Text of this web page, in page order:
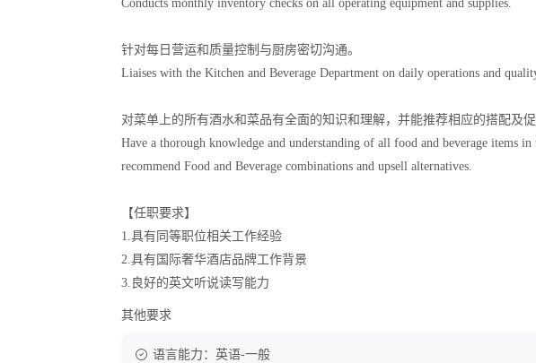
Conducts monthly inventory checks on all operating equipment and supplies.
针对每日营运和质量控制与厨房密切沟通。
Liaises with the Kitchen and Beverage Department on daily operations and
对菜单上的所有酒水和菜品有全面的知识和理解，并能推荐相应的搭配及促
Have a thorough knowledge and understanding of all food and beverage items
recommend Food and Beverage combinations and upsell alternatives.
【任职要求】
1.具有同等职位相关工作经验
2.具有国际奢华酒店品牌工作背景
3.良好的英文听说读写能力
其他要求
语言能力：英语-一般